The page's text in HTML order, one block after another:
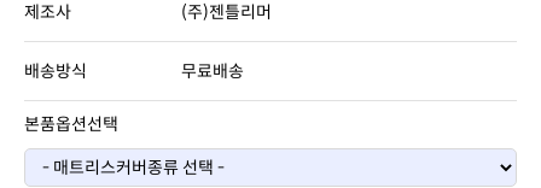
제조사
(주)젠틀리머
배송방식 무료배송
본품옵션선택